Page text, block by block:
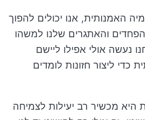
האמנותית, אנו יכולים להפוך
והאתגרים שלנו למשהו
נעשה אולי אפילו ליישם
כדי ליצור חזונות לומדים
היא מכשיר רב יעילות לצמיחה